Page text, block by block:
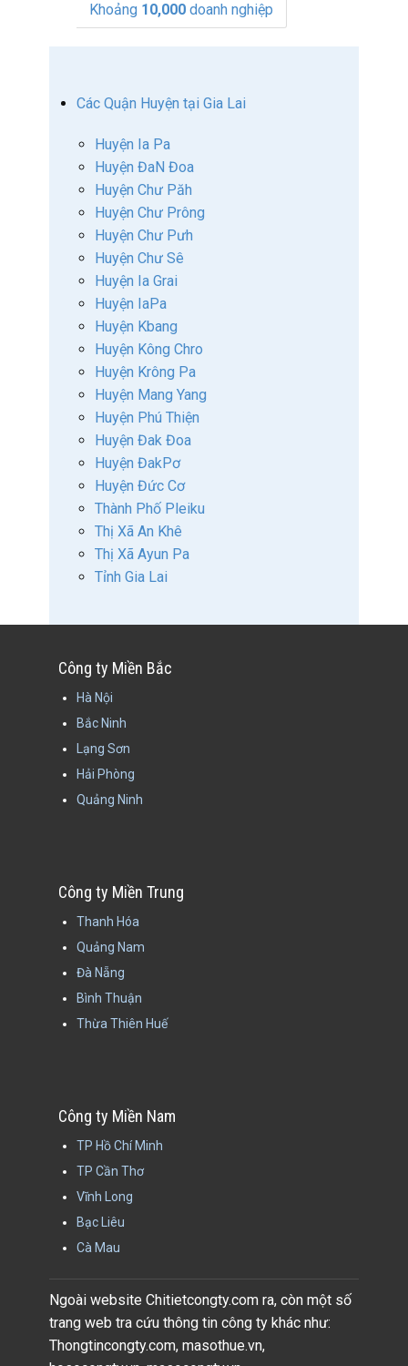
Khoảng 10,000 doanh nghiệp
Các Quận Huyện tại Gia Lai
Huyện Ia Pa
Huyện ĐaN Đoa
Huyện Chư Păh
Huyện Chư Prông
Huyện Chư Pưh
Huyện Chư Sê
Huyện Ia Grai
Huyện IaPa
Huyện Kbang
Huyện Kông Chro
Huyện Krông Pa
Huyện Mang Yang
Huyện Phú Thiện
Huyện Đak Đoa
Huyện ĐakPơ
Huyện Đức Cơ
Thành Phố Pleiku
Thị Xã An Khê
Thị Xã Ayun Pa
Tỉnh Gia Lai
Công ty Miền Bắc
Hà Nội
Bắc Ninh
Lạng Sơn
Hải Phòng
Quảng Ninh
Công ty Miền Trung
Thanh Hóa
Quảng Nam
Đà Nẵng
Bình Thuận
Thừa Thiên Huế
Công ty Miền Nam
TP Hồ Chí Minh
TP Cần Thơ
Vĩnh Long
Bạc Liêu
Cà Mau
Ngoài website Chitietcongty.com ra, còn một số
trang web tra cứu thông tin công ty khác như:
Thongtincongty.com, masothue.vn,